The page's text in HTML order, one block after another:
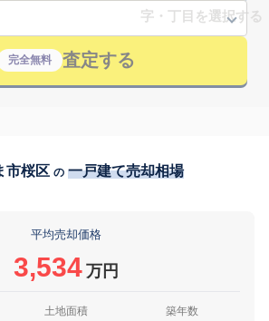
完全無料 査定する
市桜区 の 一戸建て売却相場
平均売却価格
3,534 万円
土地面積 築年数